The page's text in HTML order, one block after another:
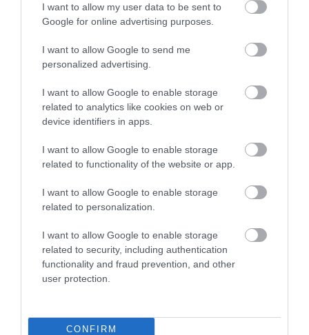
I want to allow my user data to be sent to
Google for online advertising purposes.
I want to allow Google to send me
personalized advertising.
I want to allow Google to enable storage
related to analytics like cookies on web or
device identifiers in apps.
I want to allow Google to enable storage
related to functionality of the website or app.
I want to allow Google to enable storage
related to personalization.
I want to allow Google to enable storage
related to security, including authentication
functionality and fraud prevention, and other
user protection.
CONFIRM
31.07.2026 15:11
Το σημάδι στο πόδι που μπορεί να κρύβει
θρόμβωση
31.07.2026 15:10
Τι είναι η χολοκυστεκτομή στην οποία
υποβλήθηκε ο Μ.Χατζηγιάννης: Tα
συμπτώματα που οδηγούν στην επέμβαση